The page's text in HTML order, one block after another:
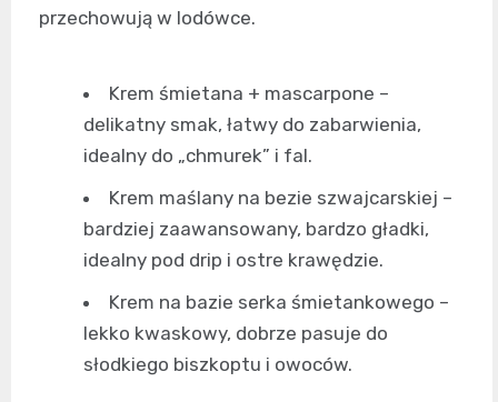
przechowują w lodówce.
Krem śmietana + mascarpone –
delikatny smak, łatwy do zabarwienia,
idealny do „chmurek” i fal.
Krem maślany na bezie szwajcarskiej –
bardziej zaawansowany, bardzo gładki,
idealny pod drip i ostre krawędzie.
Krem na bazie serka śmietankowego –
lekko kwaskowy, dobrze pasuje do
słodkiego biszkoptu i owoców.